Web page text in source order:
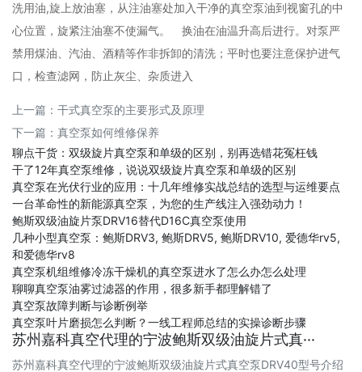
洗用油,旋上放油塞，从注油塞处加入干净的真空泵油到视窗孔的中
心位置，旋紧注油塞不使漏气。 换油在油温升高后进行。对泵严
禁用煤油、汽油、酒精等作非拆卸的清洗；平时也要注意保护进气
口，检查滤网，防止灰尘、杂质进入
上一篇： 干式真空泵的主要形式及原理
下一篇： 真空泵如何维修保养
聊点干货：双级旋片真空泵和单级的区别，别再选错花冤枉钱
干了12年真空泵维修，说说双级旋片真空泵和单级的区别
真空泵在光伏行业的应用：十几年维修实战总结的选型与运维要点
一台革命性的新能源真空泵，为您的生产线注入强劲动力！
鲍斯双级油旋片泵DRV16替代D16C真空泵使用
几种小型真空泵：鲍斯DRV3, 鲍斯DRV5, 鲍斯DRV10, 爱德华rv5,
和爱德华rv8
真空泵机组维修冷冻干燥机的真空泵进水了怎么办怎么处理
聊聊真空泵油雾过滤器的作用，很多新手都理解错了
真空泵故障判断与诊断例举
真空泵叶片磨损怎么判断？一线工程师总结的实操诊断步骤
苏州嘉科真空代理的宁波鲍斯双级油旋片式真···
苏州嘉科真空代理的宁波鲍斯双级油旋片式真空泵DRV40型号介绍